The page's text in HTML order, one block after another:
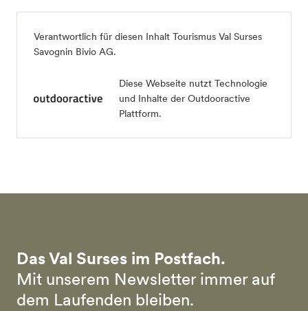
Verantwortlich für diesen Inhalt Tourismus Val Surses
Savognin Bivio AG.
Diese Webseite nutzt Technologie
und Inhalte der Outdooractive
Plattform.
Das Val Surses im Postfach.
Mit unserem Newsletter immer auf
dem Laufenden bleiben.